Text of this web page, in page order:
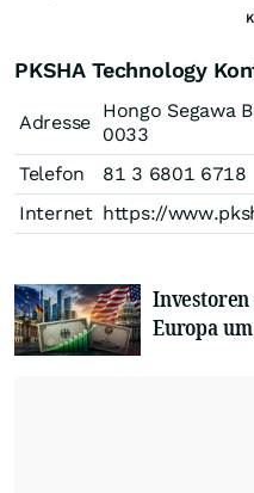
PKSHA Technology
Adresse
Hongo Segawa
0033
Telefon
81 3 6801 6718
Internet https://
Europa um